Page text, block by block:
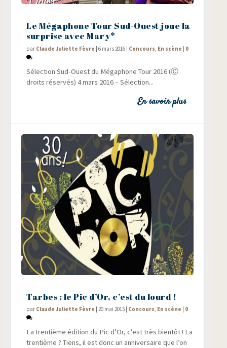
Le Mégaphone Tour Sud-Ouest joue la
surprise avec Mary*
par Claude Juliette Fèvre |6 mars 2016 | Concours En scène | 0
Sélec­tion Sud-Ouest du Méga­phone Tour 2016 (Ⓒ
droits réservés) 4 mars 2016 – Sélec­tion...
En savoir plus
Tarbes : le Pic d’Or, c’est du lourd !
par Claude Juliette Fèvre |20 mai 2015 Concours, En scène 0
La tren­tième édi­tion du Pic d’Or, c’est très bien­tôt ! La
tren­tième ? Tiens, il est donc un anni­ver­saire que l’on